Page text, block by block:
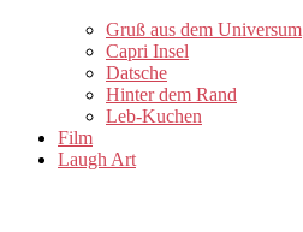
Gruß aus dem Universum
Capri Insel
Datsche
Hinter dem Rand
Leb-Kuchen
Film
Laugh Art